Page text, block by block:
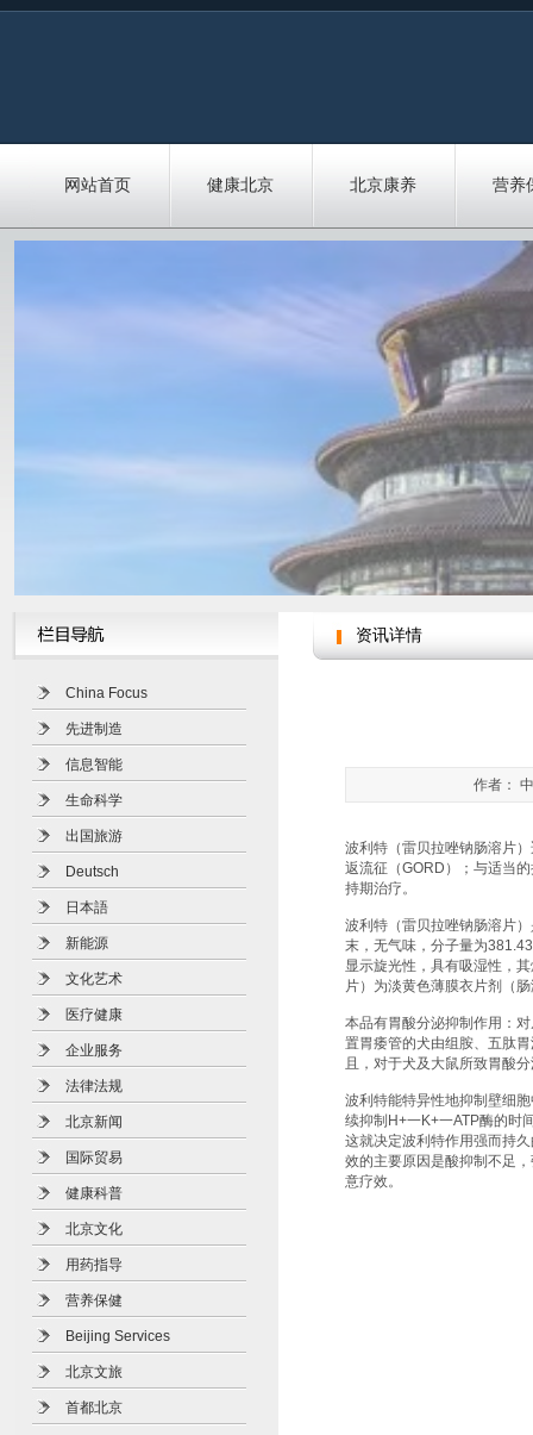
网站首页 健康北京 北京康养 营养
China Focus
先进制造
信息智能
生命科学
出国旅游
Deutsch
日本語
新能源
文化艺术
医疗健康
企业服务
法律法规
北京新闻
国际贸易
健康科普
北京文化
用药指导
营养保健
Beijing Services
北京文旅
首都北京
资讯详情
作者：
波利特（雷贝拉唑钠肠溶片
返流征（GORD）；与适当
持期治疗。
波利特（雷贝拉唑钠肠溶片
末，无气味，分子量为
显示旋光性，具有吸湿性，
片）为淡黄色薄膜衣片剂（
本品有胃酸分泌抑制作用：
置胃痿管的犬由组胺、五肽
且，对于犬及大鼠所致胃酸
波利特能特异性地抑制壁细
续抑制H+一K+一ATP酶的时
这就决定波利特作用强而持
效的主要原因是酸抑制不足
意疗效。